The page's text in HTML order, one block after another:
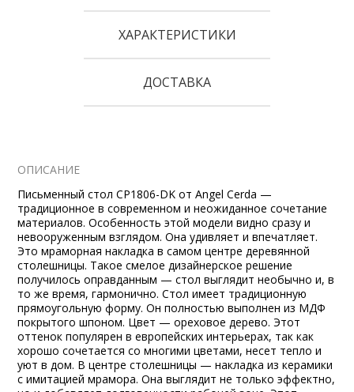
ХАРАКТЕРИСТИКИ
ДОСТАВКА
ОПИСАНИЕ
Письменный стол CP1806-DK от Angel Cerda —
традиционное в современном и неожиданное сочетание
материалов. Особенность этой модели видно сразу и
невооруженным взглядом. Она удивляет и впечатляет.
Это мраморная накладка в самом центре деревянной
столешницы. Такое смелое дизайнерское решение
получилось оправданным — стол выглядит необычно и, в
то же время, гармонично. Стол имеет традиционную
прямоугольную форму. Он полностью выполнен из МДФ
покрытого шпоном. Цвет — ореховое дерево. Этот
оттенок популярен в европейских интерьерах, так как
хорошо сочетается со многими цветами, несет тепло и
уют в дом. В центре столешницы — накладка из керамики
с имитацией мрамора. Она выглядит не только эффектно,